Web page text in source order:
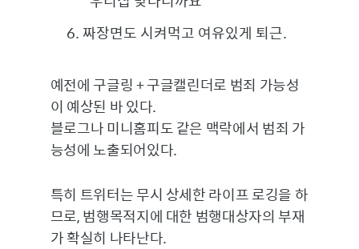
짜장면도 시켜먹고 여유있게 퇴근.
예전에 구글링 + 구글캘린더로 범죄 가능성
이 예상된 바 있다.
블로그나 미니홈피도 같은 맥락에서 범죄 가
능성에 노출되어있다.
특히 트위터는 무시 상세한 라이프 로깅을 하
므로, 범행목적지에 대한 범행대상자의 부재
가 확실히 나타난다.